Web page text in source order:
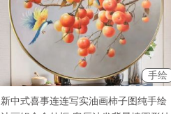
手绘
新中式喜事连连写实油画柿子图纯手绘